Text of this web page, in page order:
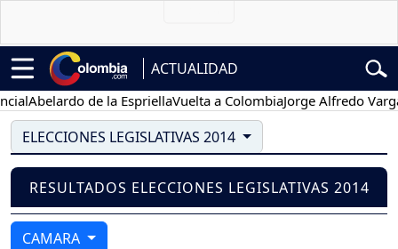
ACTUALIDAD
Abelardo de la EspriellaVuelta a ColombiaJorge Alfredo Vargas
ELECCIONES LEGISLATIVAS 2014
RESULTADOS ELECCIONES LEGISLATIVAS 2014
CAMARA